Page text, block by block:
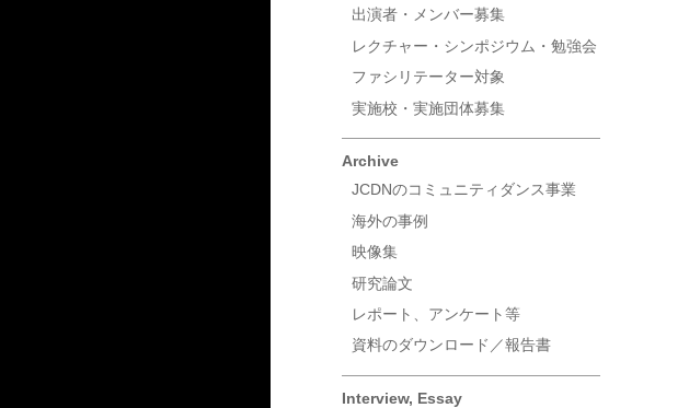
出演者・メンバー募集
レクチャー・シンポジウム・勉強会
ファシリテーター対象
実施校・実施団体募集
Archive
JCDNのコミュニティダンス事業
海外の事例
映像集
研究論文
レポート、アンケート等
資料のダウンロード／報告書
Interview, Essay